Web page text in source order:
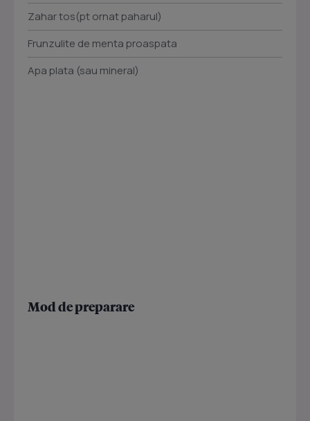
Zahar tos(pt ornat paharul)
Frunzulite de menta proaspata
Apa plata (sau mineral)
Mod de preparare